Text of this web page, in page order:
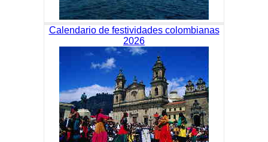
Calendario de festividades colombianas
2026